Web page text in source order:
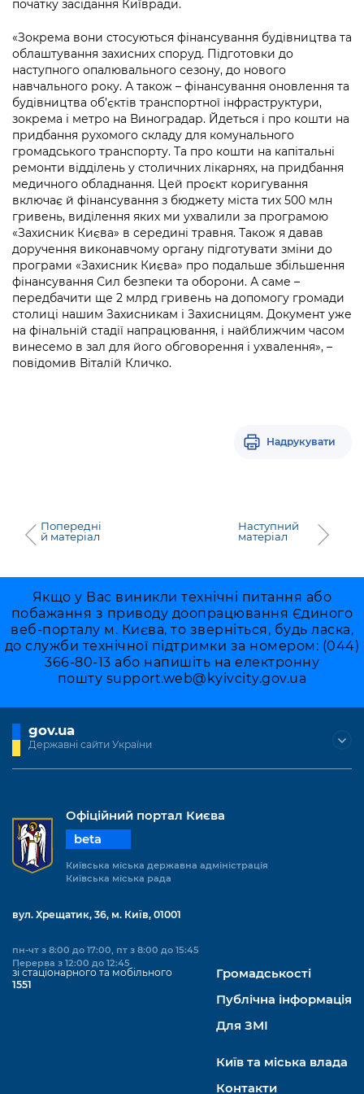
Підприємства, установи, організації
Kyiv International Relations
Річні звіти
Гендерна політика
Безбар'єрність
Київська міська військова адміністрація
Безбар'єрність
Портал послуг
Міський застосунок Київ Цифровий
Важливе під час воєнного стану
Уряд» – місцевий рівень»
Важливе під час воєнного стану
Про відкриті дані
Портал даних Києва
Публічні дашборди
початку засідання Київради.
«Зокрема вони стосуються фінансування будівництва та
облаштування захисних споруд. Підготовки до
наступного опалювального сезону, до нового
навчального року. А також – фінансування оновлення та
будівництва об’єктів транспортної інфраструктури,
зокрема і метро на Виноградар. Йдеться і про кошти на
придбання рухомого складу для комунального
громадського транспорту. Та про кошти на капітальні
ремонти відділень у столичних лікарнях, на придбання
медичного обладнання. Цей проєкт коригування
включає й фінансування з бюджету міста тих 500 млн
гривень, виділення яких ми ухвалили за програмою
«Захисник Києва» в середині травня. Також я давав
доручення виконавчому органу підготувати зміни до
програми «Захисник Києва» про подальше збільшення
фінансування Сил безпеки та оборони. А саме –
передбачити ще 2 млрд гривень на допомогу громади
столиці нашим Захисникам і Захисницям. Документ уже
на фінальній стадії напрацювання, і найближчим часом
винесемо в зал для його обговорення і ухвалення», –
повідомив Віталій Кличко.
Надрукувати
Попередні
й матеріал
Наступний
матеріал
Якщо у Вас виникли технічні питання або
побажання з приводу доопрацювання Єдиного
веб-порталу м. Києва, то зверніться, будь ласка,
до служби технічної підтримки за номером: (044)
366-80-13 або напишіть на електронну
пошту support.web@kyivcity.gov.ua
gov.ua
Державні сайти України
Офіційний портал Києва
beta
Київська міська державна адміністрація
Київська міська рада
вул. Хрещатик, 36, м. Київ, 01001
пн-чт з 8:00 до 17:00, пт з 8:00 до 15:45
Перерва з 12:00 до 12:45
зі стаціонарного та мобільного
1551
Громадськості
Публічна інформація
Для ЗМІ
Київ та міська влада
Контакти